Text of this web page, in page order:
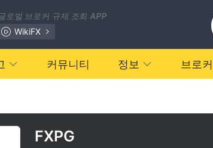
로벌 브로커 규제 조회 APP
WikiFX
커뮤니티 정보 브로커
FXPG